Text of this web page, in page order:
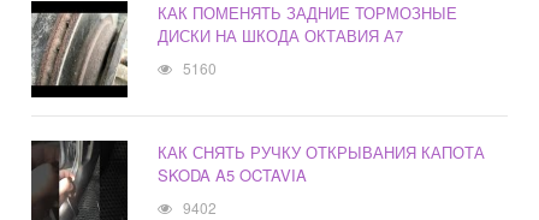
КАК ПОМЕНЯТЬ ЗАДНИЕ ТОРМОЗНЫЕ
ДИСКИ НА ШКОДА ОКТАВИЯ А7
5160
КАК СНЯТЬ РУЧКУ ОТКРЫВАНИЯ КАПОТА
SKODA A5 OCTAVIA
9402